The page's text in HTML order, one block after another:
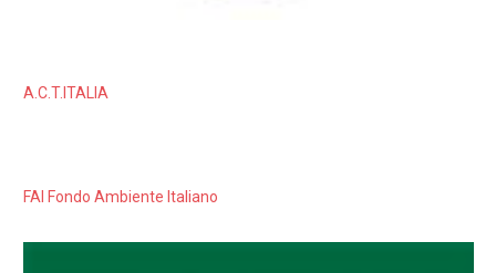
A.C.T.ITALIA
FAI Fondo Ambiente Italiano